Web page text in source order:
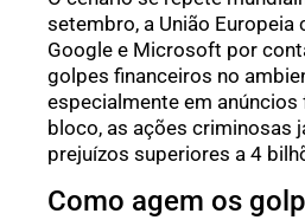
setembro, a União Europeia
Google e Microsoft por
golpes financeiros no
especialmente em anúncios
bloco, as ações criminosas
prejuízos superiores a 4
Como agem os